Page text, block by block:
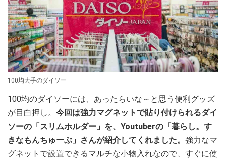
100均大手のダイソー
100均のダイソーには、あったらいな～と思う便利グッズ
が目白押し。 今回は強力マグネットで貼り付けられるダイ
ソーの「スリムホルダー」を、Youtuberの「暮らし。す
きなもんちゅーぶ」さんが紹介してくれました。 強力なマ
グネットで設置できるマルチな小物入れなので、すぐに使